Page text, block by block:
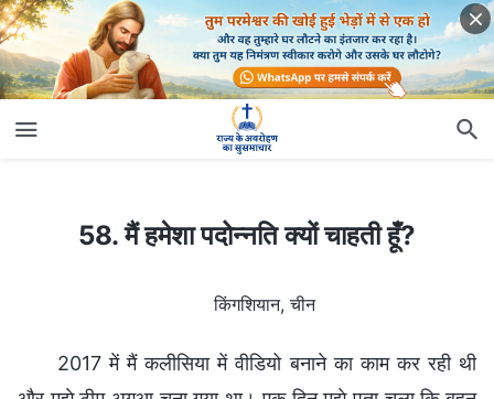
58. मैं हमेशा पदोन्नति क्यों चाहती हूँ?
किंगशियान, चीन
2017 में मैं कलीसिया में वीडियो बनाने का काम कर रही थी